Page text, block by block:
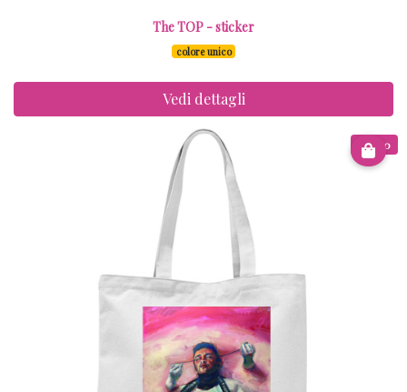
The TOP - sticker
colore unico
Vedi dettagli
€ 9.00